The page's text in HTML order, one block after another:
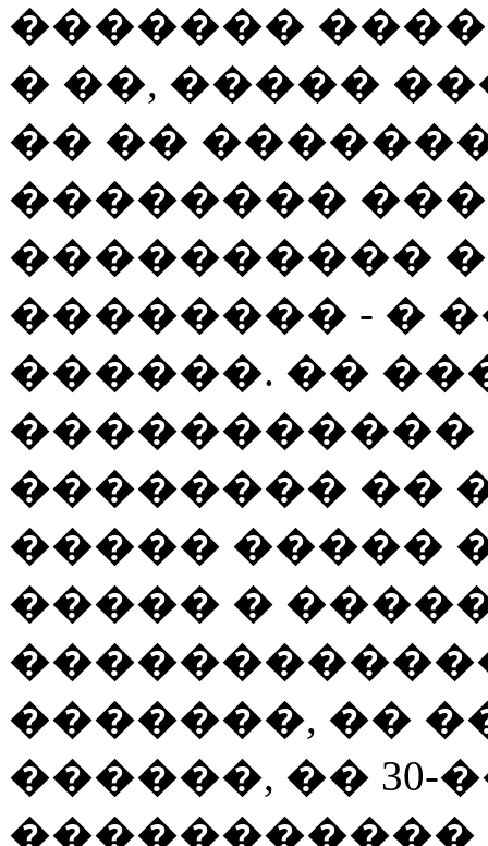
�������
� ��, �����
�� ��
��������
����������
�������� - �
������. ��
�����������
�������� ��
����� �����
����� �
�������, ��
������, ��
�����������